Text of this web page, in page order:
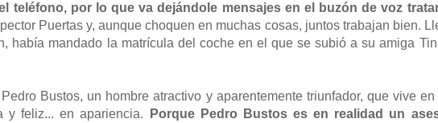
teléfono, por lo que va dejándole mensajes en el buzón de voz
Puertas y, aunque choquen en muchas cosas, juntos trabajan bien.
había mandado la matrícula del coche en el que se subió a su amiga
Bustos, un hombre atractivo y aparentemente triunfador, que vive
y feliz... en apariencia.
Porque Pedro Bustos es en realidad un